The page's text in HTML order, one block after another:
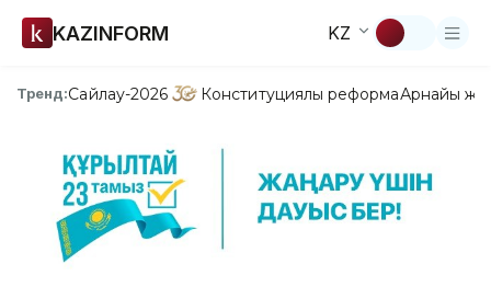
KAZINFORM KZ
Тренд:Сайлау-2026 Конституциялық реформаАрнайы